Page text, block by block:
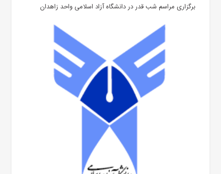
برگزاری مراسم شب قدر در دانشگاه آزاد اسلامی واحد زاهدان